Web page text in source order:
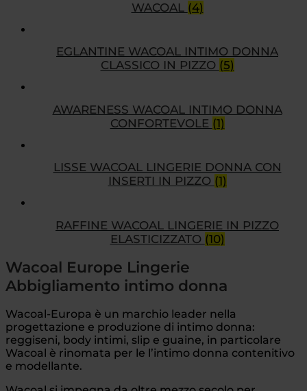
WACOAL (4)
EGLANTINE WACOAL INTIMO DONNA
CLASSICO IN PIZZO (5)
AWARENESS WACOAL INTIMO DONNA
CONFORTEVOLE (1)
LISSE WACOAL LINGERIE DONNA CON
INSERTI IN PIZZO (1)
RAFFINE WACOAL LINGERIE IN PIZZO
ELASTICIZZATO (10)
Wacoal Europe Lingerie
Abbigliamento intimo donna
Wacoal-Europa è un marchio leader nella
progettazione e produzione di intimo donna:
reggiseni, body intimi, slip e guaine, in particolare
Wacoal è rinomata per le l’intimo donna contenitivo
e modellante.